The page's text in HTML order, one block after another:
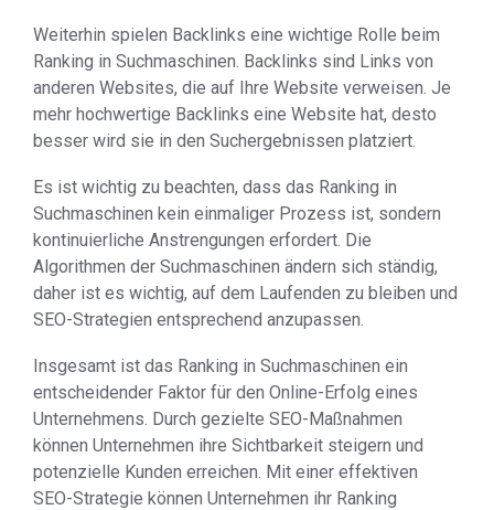
Weiterhin spielen Backlinks eine wichtige Rolle beim
Ranking in Suchmaschinen. Backlinks sind Links von
anderen Websites, die auf Ihre Website verweisen. Je
mehr hochwertige Backlinks eine Website hat, desto
besser wird sie in den Suchergebnissen platziert.
Es ist wichtig zu beachten, dass das Ranking in
Suchmaschinen kein einmaliger Prozess ist, sondern
kontinuierliche Anstrengungen erfordert. Die
Algorithmen der Suchmaschinen ändern sich ständig,
daher ist es wichtig, auf dem Laufenden zu bleiben und
SEO-Strategien entsprechend anzupassen.
Insgesamt ist das Ranking in Suchmaschinen ein
entscheidender Faktor für den Online-Erfolg eines
Unternehmens. Durch gezielte SEO-Maßnahmen
können Unternehmen ihre Sichtbarkeit steigern und
potenzielle Kunden erreichen. Mit einer effektiven
SEO-Strategie können Unternehmen ihr Ranking